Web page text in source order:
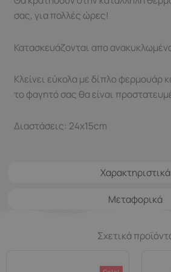
Χαρακτηριστικά
Μεταφορικά
σας, για πολλές ώρες!
Κατασκευάζονται απο
Κλείνει εύκολα με δίπλο φερμουάρ
το φαγητό σας θα είναι
Διαστάσεις: 24x15cm
Σχετικά